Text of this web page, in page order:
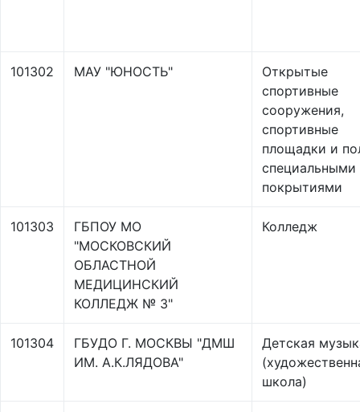
101302 МАУ "ЮНОСТЬ"
Открытые
спортивные
сооружения,
спортивные
площадки и
специальными
покрытиями
101303
ГБПОУ МО
"МОСКОВСКИЙ
ОБЛАСТНОЙ
МЕДИЦИНСКИЙ
КОЛЛЕДЖ № 3"
Колледж
101304
ГБУДО Г. МОСКВЫ "ДМШ
ИМ. А.К.ЛЯДОВА"
Детская
школа)